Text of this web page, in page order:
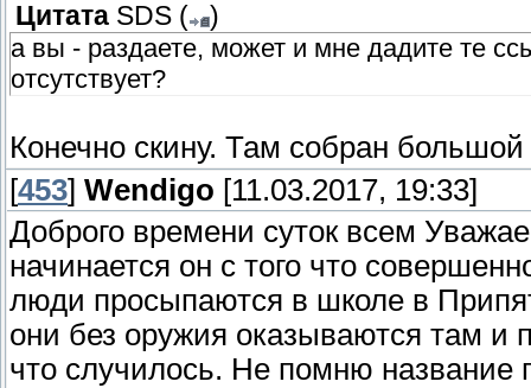
Цитата SDS (
)
а вы - раздаете, может и мне дадите те
отсутствует?
Конечно скину. Там собран
[453] Wendigo [11.03.2017, 19:33]
Доброго времени суток всем
начинается он с того что
люди просыпаются в школе в
они без оружия оказываются там и
что случилось. Не помню название